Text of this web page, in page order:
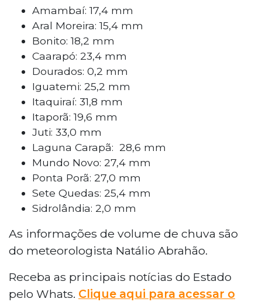
Amambaí: 17,4 mm
Aral Moreira: 15,4 mm
Bonito: 18,2 mm
Caarapó: 23,4 mm
Dourados: 0,2 mm
Iguatemi: 25,2 mm
Itaquiraí: 31,8 mm
Itaporã: 19,6 mm
Juti: 33,0 mm
Laguna Carapã: 28,6 mm
Mundo Novo: 27,4 mm
Ponta Porã: 27,0 mm
Sete Quedas: 25,4 mm
Sidrolândia: 2,0 mm
As informações de volume de chuva são
do meteorologista Natálio Abrahão.
Receba as principais notícias do Estado
pelo Whats. Clique aqui para acessar o